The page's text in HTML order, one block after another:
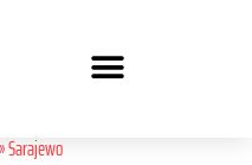
» Sarajewo